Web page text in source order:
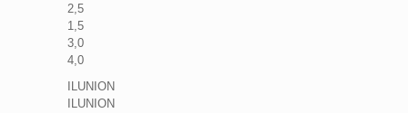
2,5
1,5
3,0
4,0
ILUNION
ILUNION